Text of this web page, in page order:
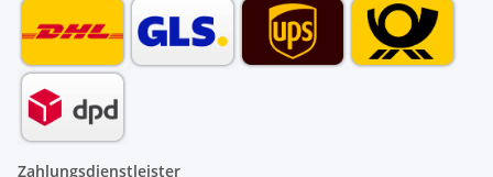
Zahlungsdienstleister